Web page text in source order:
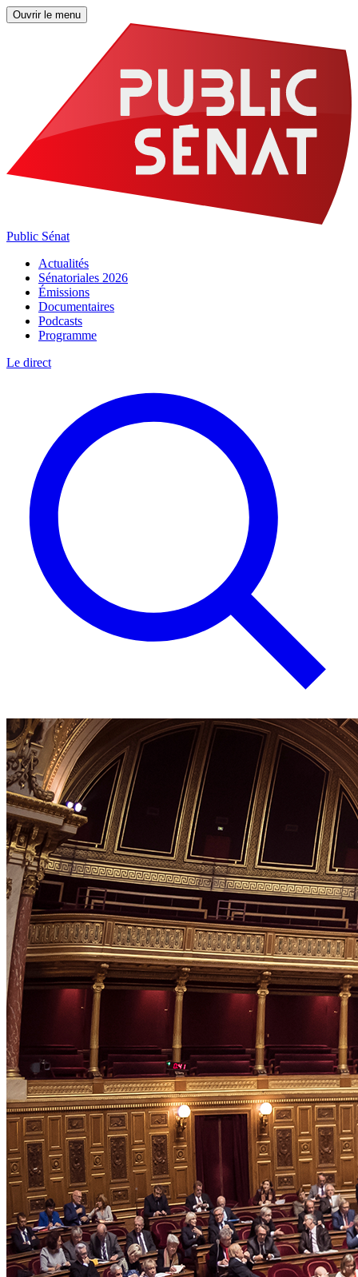
Ouvrir le menu
Public Sénat
Actualités
Sénatoriales 2026
Émissions
Documentaires
Podcasts
Programme
Le direct